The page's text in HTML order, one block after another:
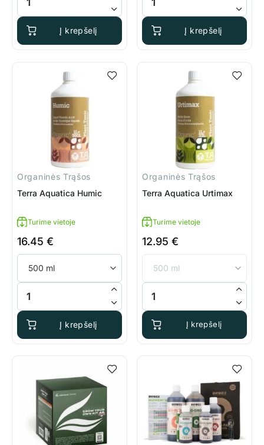
Į krepšelį Į krepšelį
Organinės Trąšos
Terra Aquatica Humic
Turime vietoje
16.45 €
produkto kiekis: Terra Aquatica Humic
Į krepšelį
Organinės Trąšos
Terra Aquatica Urtimax
Turime vietoje
12.95 €
produkto kiekis: Terra
Į krepšelį